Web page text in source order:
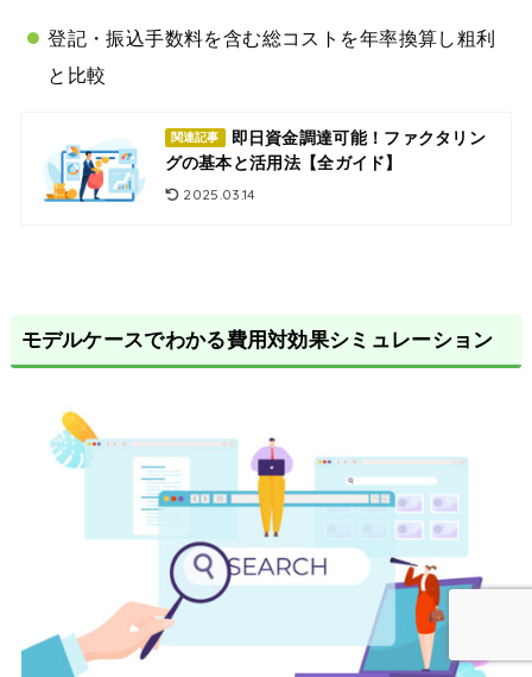
登記・振込手数料を含む総コストを年率換算し粗利
と比較
関連記事
即日資金調達可能！ファクタリン
グの基本と活用法【全ガイド】
2025.03.14
モデルケースでわかる費用対効果シミュレーション